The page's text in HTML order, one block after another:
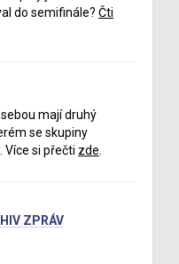
do semifinále? Čti
mají druhý
se skupiny
Více si přečti zde
ZPRÁV